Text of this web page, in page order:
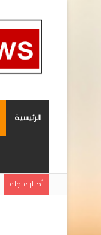
الرئيسية
أخبار عاجلة